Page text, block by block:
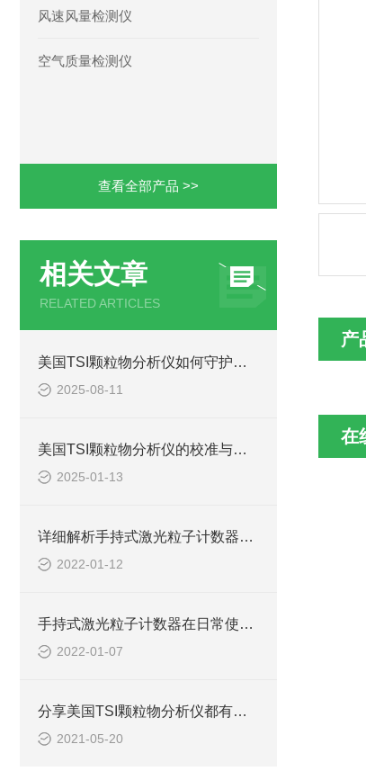
风速风量检测仪
空气质量检测仪
查看全部产品 >>
相关文章
RELATED ARTICLES
美国TSI颗粒物分析仪如何守护呼吸安全？
2025-08-11
美国TSI颗粒物分析仪的校准与误差分析
2025-01-13
详细解析手持式激光粒子计数器的原理和使用光源
2022-01-12
手持式激光粒子计数器在日常使用中具有诸多特点
2022-01-07
分享美国TSI颗粒物分析仪都有哪些典型的应用！
2021-05-20
产
在